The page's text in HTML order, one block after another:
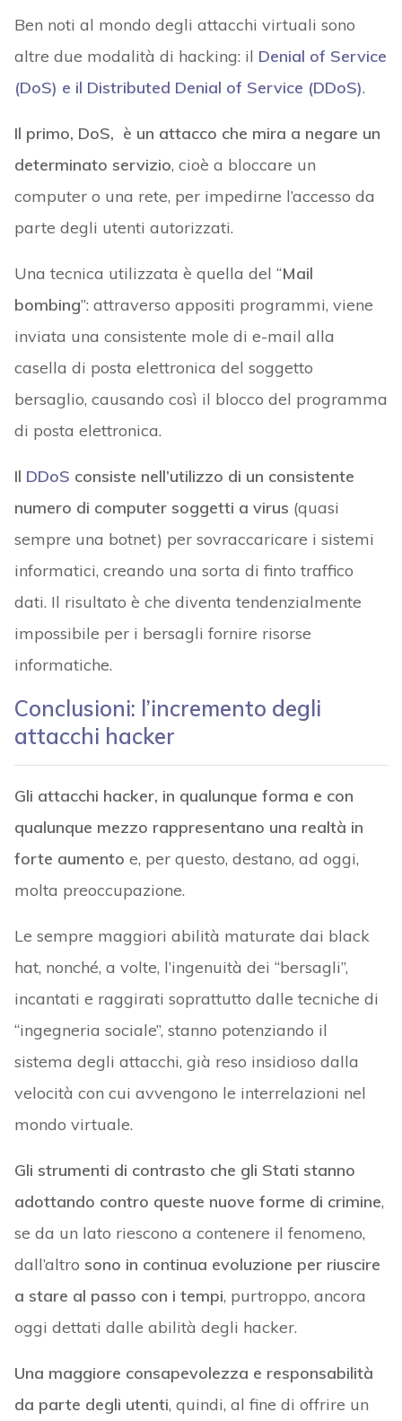
Ben noti al mondo degli attacchi virtuali sono
altre due modalità di hacking: il Denial of Service
(DoS) e il Distributed Denial of Service (DDoS).
Il primo, DoS, è un attacco che mira a negare un
determinato servizio, cioè a bloccare un
computer o una rete, per impedirne l’accesso da
parte degli utenti autorizzati.
Una tecnica utilizzata è quella del “Mail
bombing”: attraverso appositi programmi, viene
inviata una consistente mole di e-mail alla
casella di posta elettronica del soggetto
bersaglio, causando così il blocco del programma
di posta elettronica.
Il DDoS consiste nell’utilizzo di un consistente
numero di computer soggetti a virus (quasi
sempre una botnet) per sovraccaricare i sistemi
informatici, creando una sorta di finto traffico
dati. Il risultato è che diventa tendenzialmente
impossibile per i bersagli fornire risorse
informatiche.
Conclusioni: l’incremento degli
attacchi hacker
Gli attacchi hacker, in qualunque forma e con
qualunque mezzo rappresentano una realtà in
forte aumento e, per questo, destano, ad oggi,
molta preoccupazione.
Le sempre maggiori abilità maturate dai black
hat, nonché, a volte, l’ingenuità dei “bersagli”,
incantati e raggirati soprattutto dalle tecniche di
“ingegneria sociale”, stanno potenziando il
sistema degli attacchi, già reso insidioso dalla
velocità con cui avvengono le interrelazioni nel
mondo virtuale.
Gli strumenti di contrasto che gli Stati stanno
adottando contro queste nuove forme di crimine,
se da un lato riescono a contenere il fenomeno,
dall’altro sono in continua evoluzione per riuscire
a stare al passo con i tempi, purtroppo, ancora
oggi dettati dalle abilità degli hacker.
Una maggiore consapevolezza e responsabilità
da parte degli utenti, quindi, al fine di offrire un